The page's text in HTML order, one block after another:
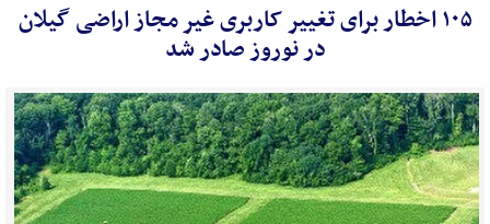
۱۰۵ اخطار برای تغییر کاربری غیر مجاز اراضی گیلان
در نوروز صادر شد